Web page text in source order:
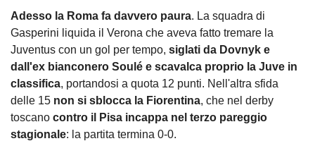
Adesso la Roma fa davvero paura. La squadra di
Gasperini liquida il Verona che aveva fatto tremare la
Juventus con un gol per tempo, siglati da Dovnyk e
dall'ex bianconero Soulé e scavalca proprio la Juve in
classifica, portandosi a quota 12 punti. Nell'altra sfida
delle 15 non si sblocca la Fiorentina, che nel derby
toscano contro il Pisa incappa nel terzo pareggio
stagionale: la partita termina 0-0.